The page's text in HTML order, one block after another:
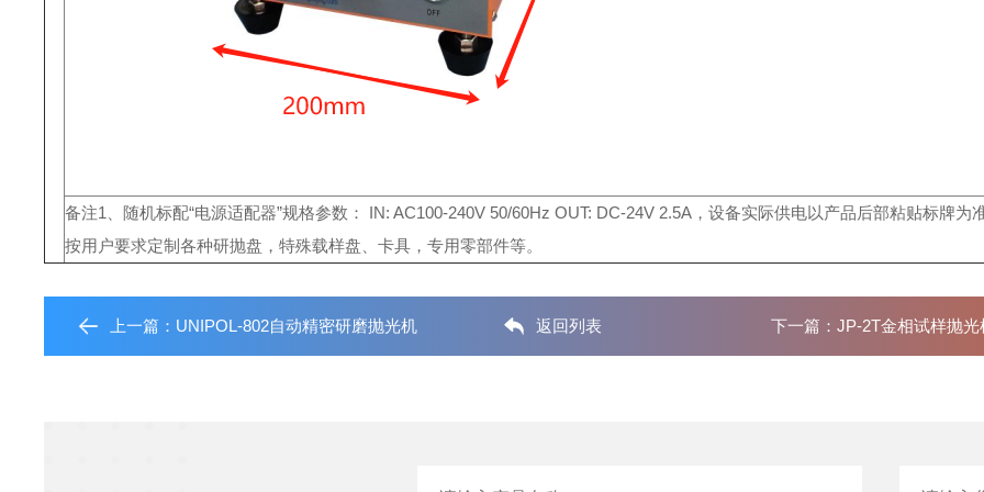
备注1、随机标配“电源适配器”规格参数： IN: AC100-240V 50/60HzOUT: DC-24V 2.5A，设备实际供电以产品后部粘贴标牌为
按用户要求定制各种研抛盘，特殊载样盘、卡具，专用零部件等。
上一篇： UNIPOL-802自动精密研磨抛光机 返回列表 下一篇： JP-2T金相试样抛光